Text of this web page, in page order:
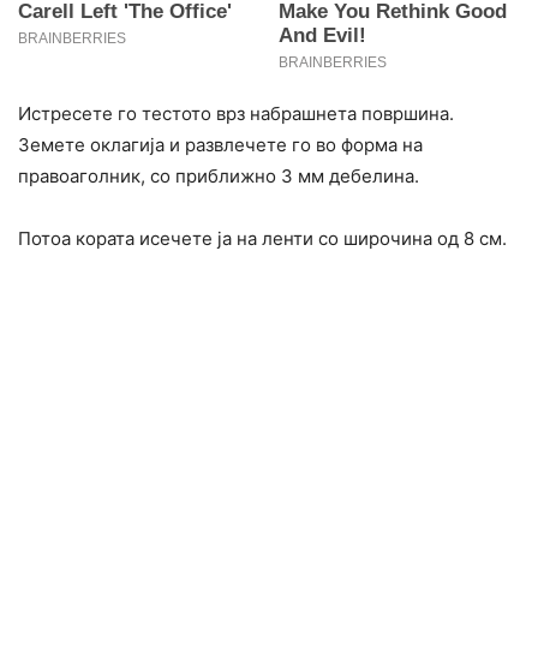
Истресете го тестото врз набрашнета површина.
Земете оклагија и развлечете го во форма на
правоаголник, со приближно 3 мм дебелина.
Потоа кората исечете ја на ленти со широчина од 8 см.